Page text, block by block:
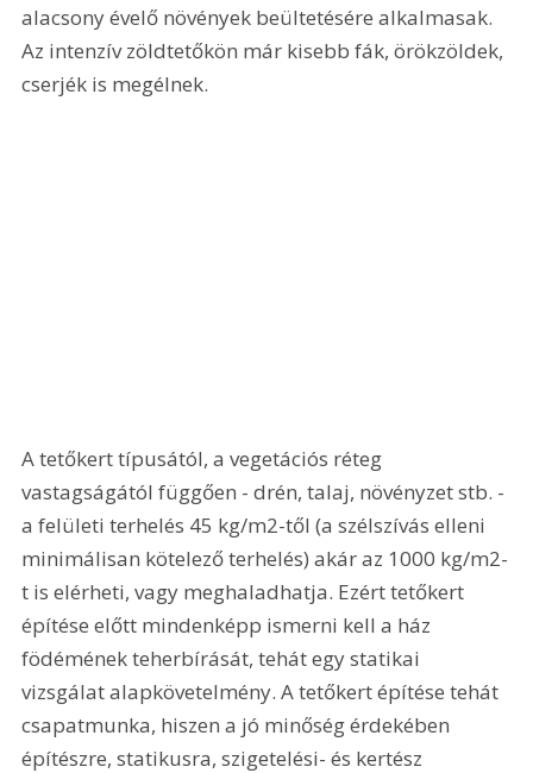
alacsony évelő növények beültetésére alkalmasak.
Az intenzív zöldtetőkön már kisebb fák, örökzöldek,
cserjék is megélnek.
A tetőkert típusától, a vegetációs réteg
vastagságától függően - drén, talaj, növényzet stb. -
a felületi terhelés 45 kg/m2-től (a szélszívás elleni
minimálisan kötelező terhelés) akár az 1000 kg/m2-
t is elérheti, vagy meghaladhatja. Ezért tetőkert
építése előtt mindenképp ismerni kell a ház
födémének teherbírását, tehát egy statikai
vizsgálat alapkövetelmény. A tetőkert építése tehát
csapatmunka, hiszen a jó minőség érdekében
építészre, statikusra, szigetelési- és kertész